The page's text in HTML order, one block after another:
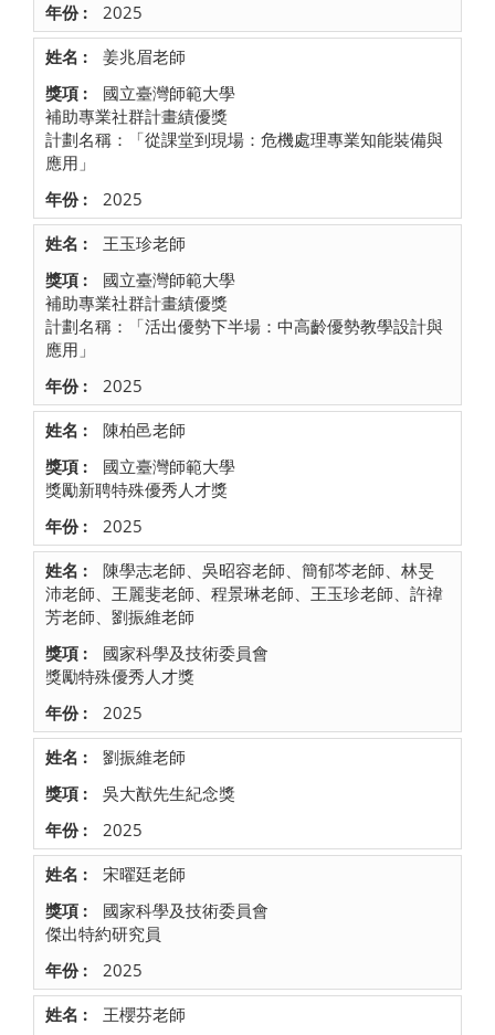
2025
姜兆眉老師
國立臺灣師範大學
補助專業社群計畫績優獎
計劃名稱：「從課堂到現場：危機處理專業知能裝備與
應用」
2025
王玉珍老師
國立臺灣師範大學
補助專業社群計畫績優獎
計劃名稱：「活出優勢下半場：中高齡優勢教學設計與
應用」
2025
陳柏邑老師
國立臺灣師範大學
獎勵新聘特殊優秀人才獎
2025
陳學志老師、吳昭容老師、簡郁芩老師、林旻
沛老師、王麗斐老師、程景琳老師、王玉珍老師、許禕
芳老師、劉振維老師
國家科學及技術委員會
獎勵特殊優秀人才獎
2025
劉振維老師
吳大猷先生紀念獎
2025
宋曜廷老師
國家科學及技術委員會
傑出特約研究員
2025
王櫻芬老師